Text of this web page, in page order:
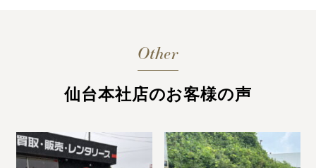
Other
仙台本社店のお客様の声